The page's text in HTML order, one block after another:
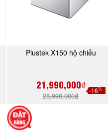
Plustek X150 hộ chiếu
21,990,000₫
25,990,000₫
-16%
MUA NGAY